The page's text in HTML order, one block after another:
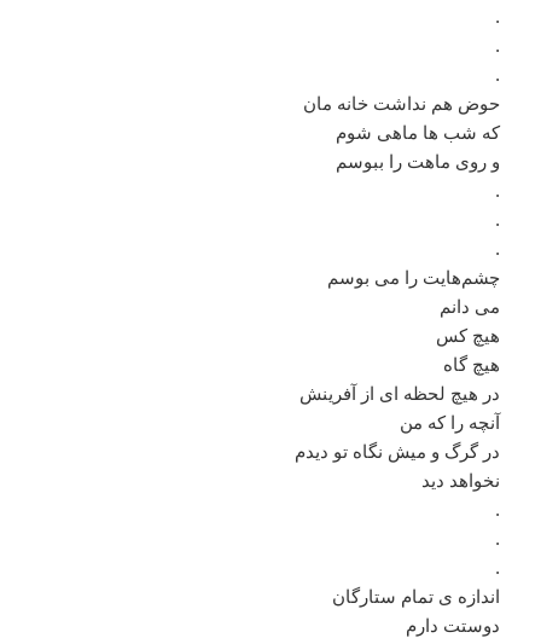
.
.
.
حوض هم نداشت خانه مان
که شب ها ماهی شوم
و روی ماهت را ببوسم
.
.
.
چشم‌هایت را می بوسم
می دانم
هیچ کس
هیچ گاه
در هیچ لحظه ای از آفرینش
آنچه را که من
در گرگ و میش نگاه تو دیدم
نخواهد دید
.
.
.
اندازه ی تمام ستارگان
دوستت دارم